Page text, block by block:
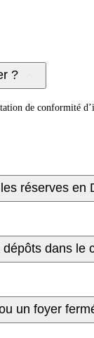
?
de conformité
réserves en
dans le
un foyer